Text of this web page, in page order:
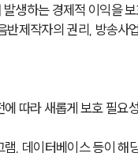
생하는 경제적 이익을
반제작자의 권리, 방송사
따라 새롭게 보호 필요
, 데이터베이스 등이 해